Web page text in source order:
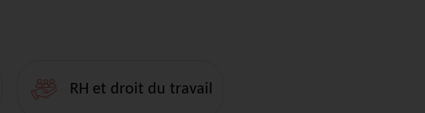
RH et droit du travail